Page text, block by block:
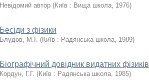
Невідомий автор (Київ : Вища школа, 1976)
Бесіди з фізики
Блудов, М.І. (Київ : Радянська школа, 1989)
Біографічний довідник видатних фізиків
Кордун, Г.Г. (Київ : Радянська школа, 1985)